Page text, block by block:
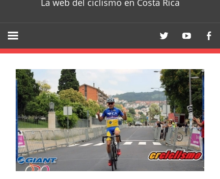
La web del ciclismo en Costa Rica